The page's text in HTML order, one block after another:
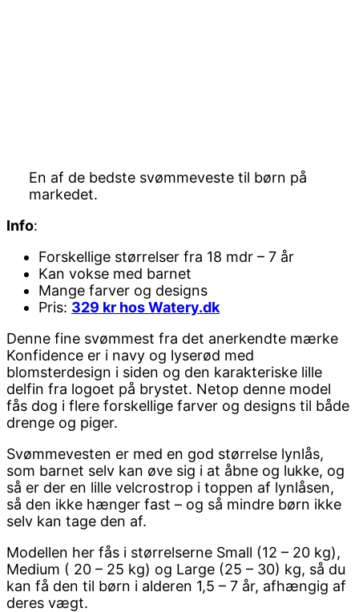
En af de bedste svømmeveste til børn på
markedet.
Info:
Forskellige størrelser fra 18 mdr – 7 år
Kan vokse med barnet
Mange farver og designs
Pris: 329 kr hos Watery.dk
Denne fine svømmest fra det anerkendte mærke
Konfidence er i navy og lyserød med
blomsterdesign i siden og den karakteriske lille
delfin fra logoet på brystet. Netop denne model
fås dog i flere forskellige farver og designs til både
drenge og piger.
Svømmevesten er med en god størrelse lynlås,
som barnet selv kan øve sig i at åbne og lukke, og
så er der en lille velcrostrop i toppen af lynlåsen,
så den ikke hænger fast – og så mindre børn ikke
selv kan tage den af.
Modellen her fås i størrelserne Small (12 – 20 kg),
Medium ( 20 – 25 kg) og Large (25 – 30) kg, så du
kan få den til børn i alderen 1,5 – 7 år, afhængig af
deres vægt.